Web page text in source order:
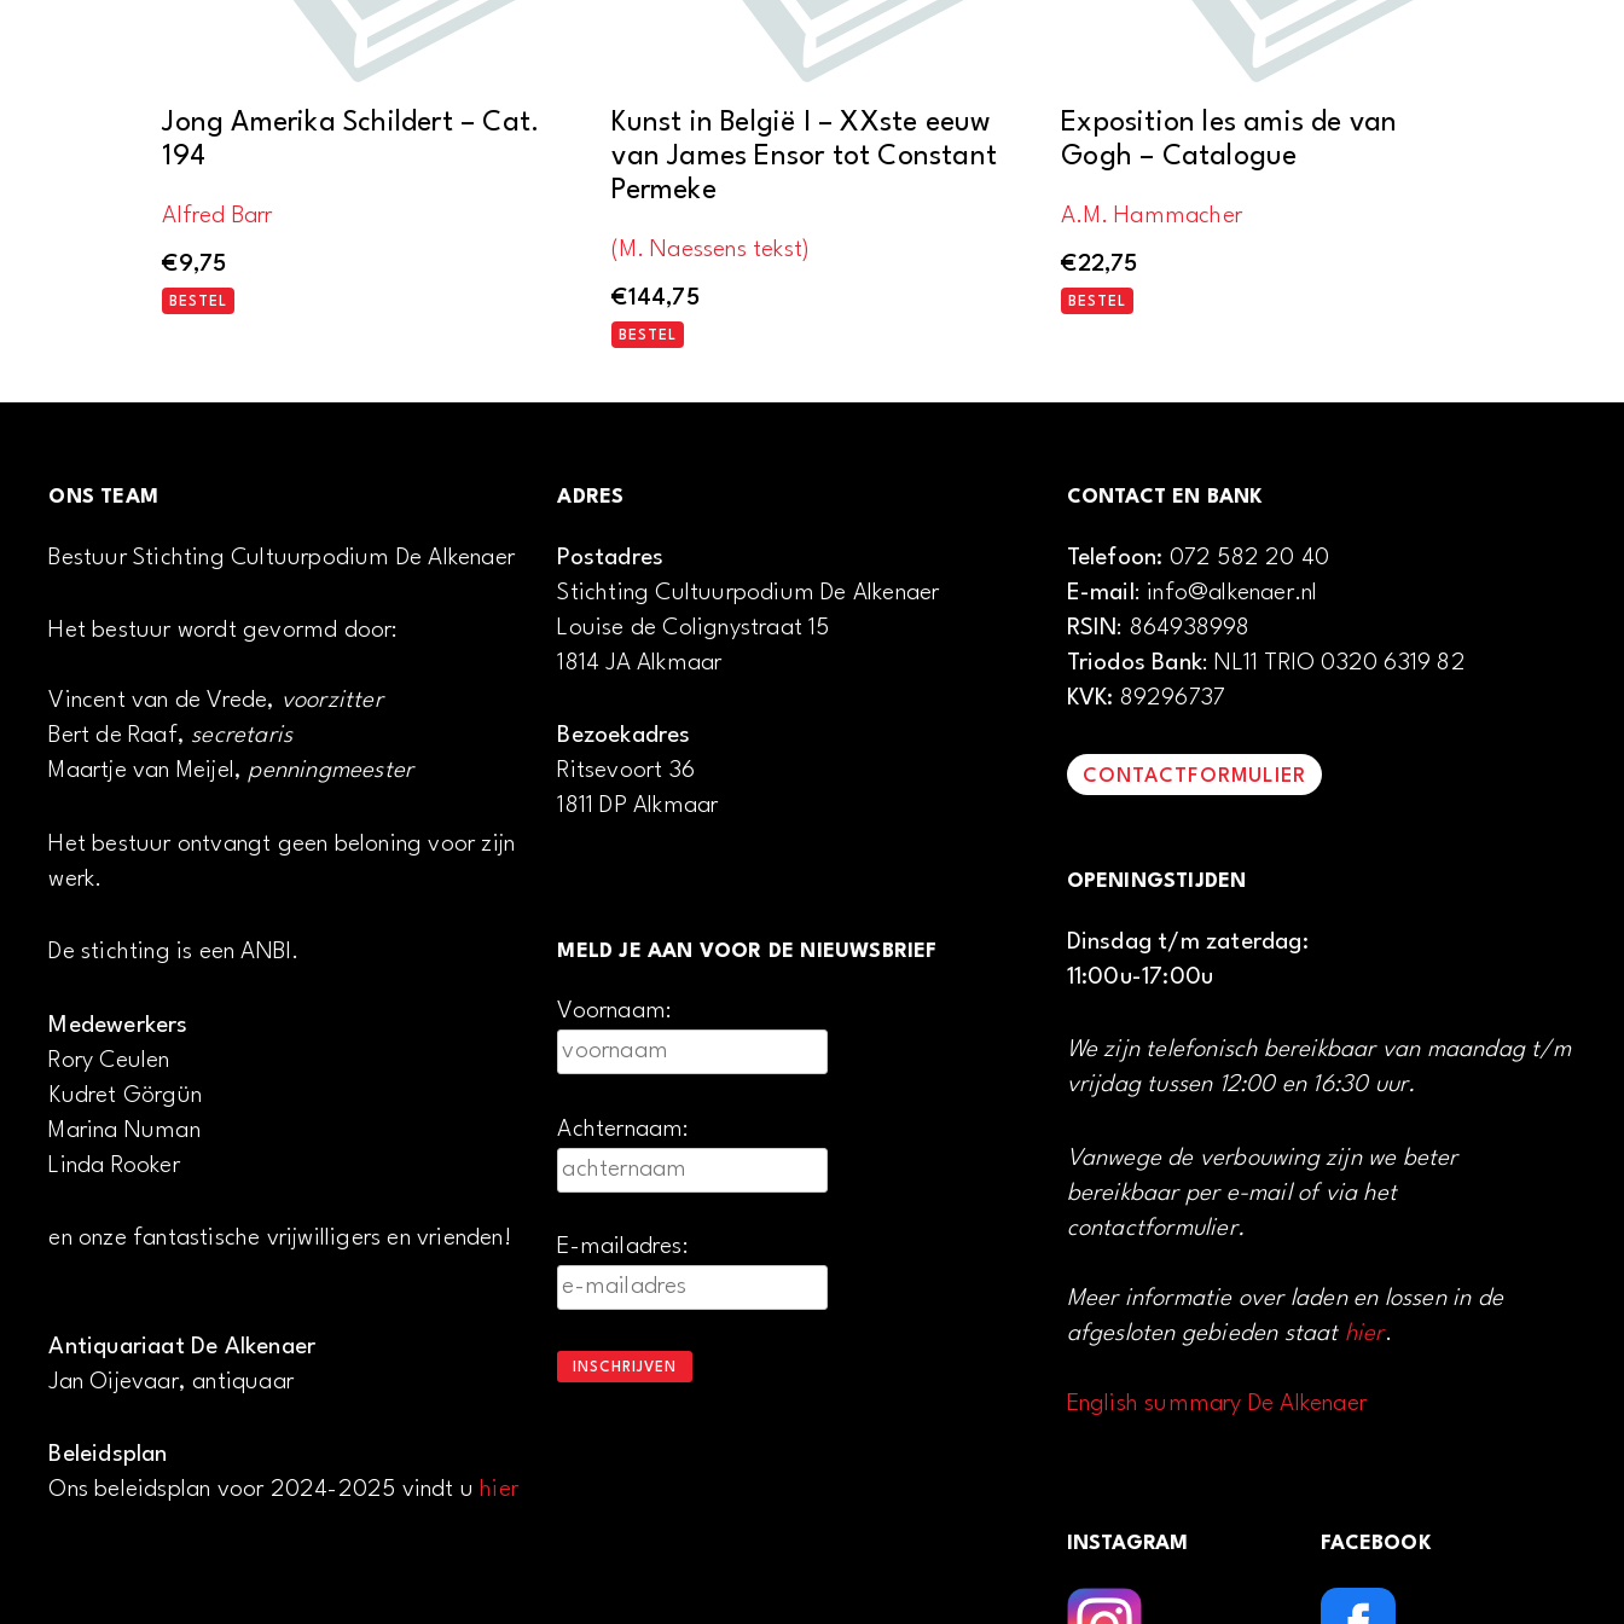
Jong Amerika Schildert – Cat.
194
Alfred Barr
€9,75
BESTEL
Kunst in België I – XXste eeuw
van James Ensor tot Constant
Permeke
(M. Naessens tekst)
€144,75
BESTEL
Exposition les amis de van
Gogh – Catalogue
A.M. Hammacher
€22,75
BESTEL
ONS TEAM
Bestuur Stichting Cultuurpodium De Alkenaer
Het bestuur wordt gevormd door:
Vincent van de Vrede, voorzitter
Bert de Raaf, secretaris
Maartje van Meijel, penningmeester
Het bestuur ontvangt geen beloning voor zijn
werk.
De stichting is een ANBI.
Medewerkers
Rory Ceulen
Kudret Görgün
Marina Numan
Linda Rooker
en onze fantastische vrijwilligers en vrienden!
Antiquariaat De Alkenaer
Jan Oijevaar, antiquaar
Beleidsplan
Ons beleidsplan voor 2024-2025 vindt uhier
ADRES
Postadres
Stichting Cultuurpodium De Alkenaer
Louise de Colignystraat 15
1814 JA Alkmaar
Bezoekadres
Ritsevoort 36
1811 DP Alkmaar
MELD JE AAN VOOR DE NIEUWSBRIEF
Voornaam:
Achternaam:
E-mailadres:
CONTACT EN BANK
Telefoon: 072 582 20 40
E-mail : info@alkenaer.nl
RSIN : 864938998
Triodos Bank: NL11 TRIO 0320 6319 82
KVK: 89296737
CONTACTFORMULIER
OPENINGSTIJDEN
Dinsdag t/m zaterdag:
11:00u-17:00u
We zijn telefonisch bereikbaar van maandag t/m
vrijdag tussen 12:00 en 16:30 uur.
Vanwege de verbouwing zijn we beter
bereikbaar per e-mail of via het
contactformulier.
Meer informatie over laden en lossen in de
afgesloten gebieden staat hier.
English summary De Alkenaer
INSTAGRAM FACEBOOK